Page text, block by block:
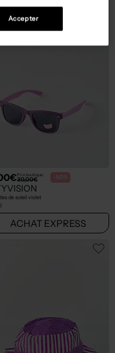
Prix boutique :
30,00€ -50%
de soleil violet
ACHAT EXPRESS
Accepter